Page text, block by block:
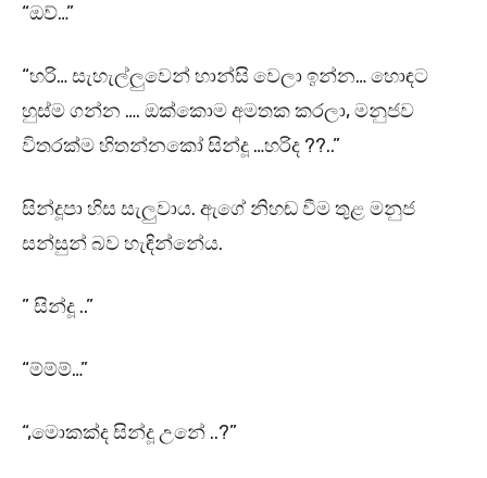
“ඔව්…”
“හරි… සැහැල්ලුවෙන් හාන්සි වෙලා ඉන්න… හොඳට
හුස්ම ගන්න …. ඔක්කොම අමතක කරලා, මනුජව
විතරක්ම හිතන්නකෝ සින්දූ …හරිද ??..”
සින්දූපා හිස සැලුවාය. ඇගේ නිහඬ වීම තුළ මනුජ
සන්සුන් බව හැඳින්නේය.
” සින්දූ ..”
“ම්ම්ම්…”
“,මොකක්ද සින්දූ උනේ ..?”